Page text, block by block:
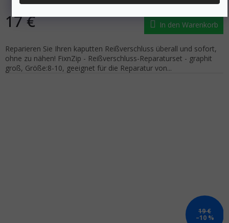
17 € In den Warenkorb
Reparieren Sie Ihren kaputten Reißverschluss überall und sofort,
ohne zu nähen! FixnZip - Reißverschluss-Reparaturset - graphit
groß, Größe:8-10, geeignet für die Reparatur von...
19 €
–10 %